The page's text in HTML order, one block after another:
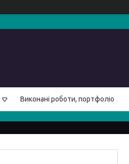
Виконані роботи, портфоліо